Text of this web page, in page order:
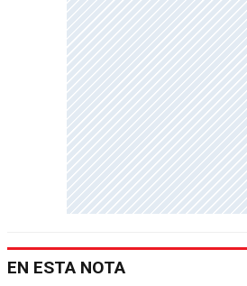
EN ESTA NOTA